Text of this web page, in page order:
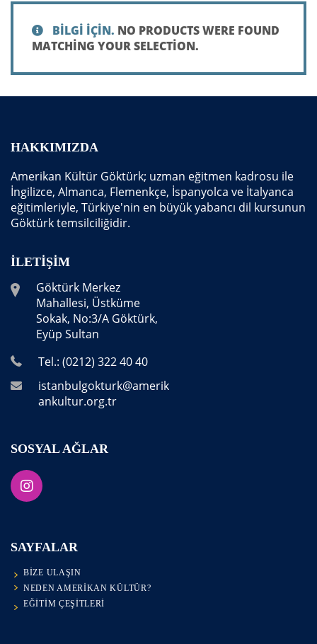
BILGI IÇIN. NO PRODUCTS WERE FOUND
MATCHING YOUR SELECTION.
HAKKIMIZDA
Amerikan Kültür Göktürk; uzman eğitmen kadrosu ile
İngilizce, Almanca, Flemenkçe, İspanyolca ve İtalyanca
eğitimleriyle, Türkiye'nin en büyük yabancı dil kursunun
Göktürk temsilciliğidir.
İLETIŞIM
Göktürk Merkez
Mahallesi, Üstküme
Sokak, No:3/A Göktürk,
Eyüp Sultan
Tel.: (0212) 322 40 40
istanbulgokturk@amerik
ankultur.org.tr
SOSYAL AĞLAR
SAYFALAR
BIZE ULAŞIN
NEDEN AMERIKAN KÜLTÜR?
EĞITIM ÇEŞITLERI